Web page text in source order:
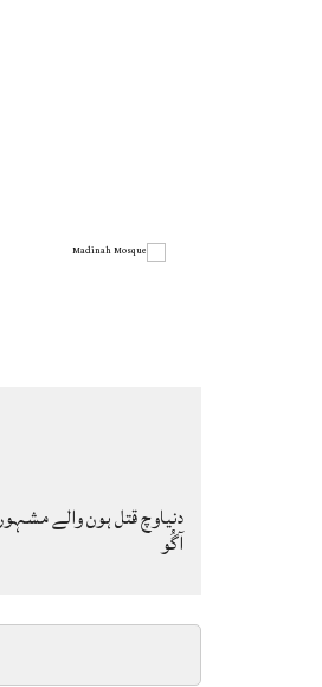
دنیاوچ قتل ہون والے
آگُو